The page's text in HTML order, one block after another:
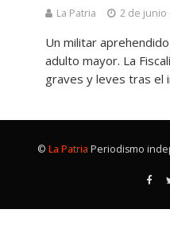
La Patria 2 de junio
Un militar
adulto mayor. La
graves y leves tras el
© La Patria Periodismo